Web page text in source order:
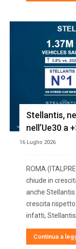
Stellantis,
nell’Ue30 a
16 Luglio 2026
ROMA
chiude in
anche
crescita
infatti, Stellantis
Continua a